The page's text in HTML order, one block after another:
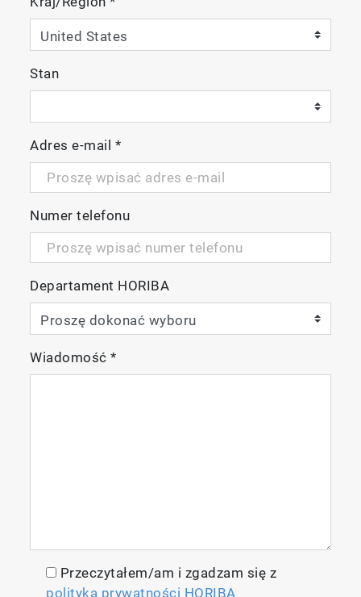
Stan
Adres e-mail *
Numer telefonu
Departament HORIBA
Wiadomość*
Przeczytałem/am i zgadzam się z
polityką prywatności HORIBA